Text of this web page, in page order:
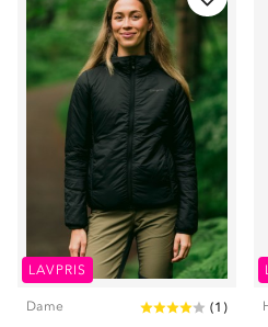
LAVPRIS
Dame (1 )